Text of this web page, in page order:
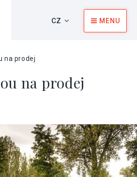
CZ MENU
na prodej
na prodej